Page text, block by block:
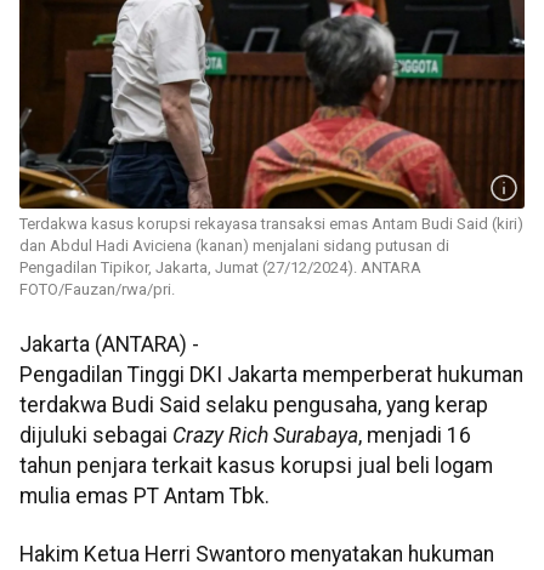
Terdakwa kasus korupsi rekayasa transaksi emas Antam Budi Said (kiri)
dan Abdul Hadi Aviciena (kanan) menjalani sidang putusan di
Pengadilan Tipikor, Jakarta, Jumat (27/12/2024). ANTARA
FOTO/Fauzan/rwa/pri.
Jakarta (ANTARA) -
Pengadilan Tinggi DKI Jakarta memperberat hukuman
terdakwa Budi Said selaku pengusaha, yang kerap
dijuluki sebagai Crazy Rich Surabaya, menjadi 16
tahun penjara terkait kasus korupsi jual beli logam
mulia emas PT Antam Tbk.
Hakim Ketua Herri Swantoro menyatakan hukuman